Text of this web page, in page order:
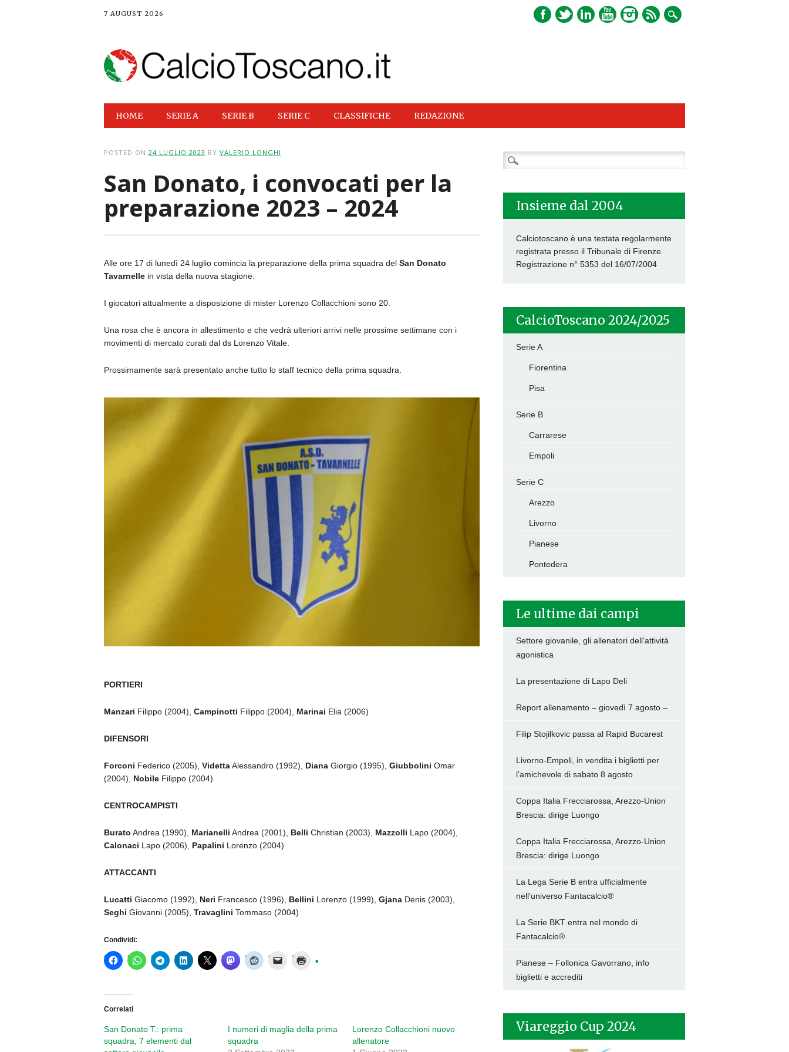
7 AUGUST 2026
Main menu
HOME SERIE A SERIE B SERIE C CLASSIFICHE REDAZIONE
POSTED ON 24 LUGLIO 2023 BY VALERIO LONGHI
San Donato, i convocati per la
preparazione 2023 – 2024
Alle ore 17 di lunedì 24 luglio comincia la preparazione della prima squadra del San Donato
Tavarnellein vista della nuova stagione.
I giocatori attualmente a disposizione di mister Lorenzo Collacchioni sono 20.
Una rosa che è ancora in allestimento e che vedrà ulteriori arrivi nelle prossime settimane con i
movimenti di mercato curati dal ds Lorenzo Vitale.
Prossimamente sarà presentato anche tutto lo staff tecnico della prima squadra.
PORTIERI
Manzari Filippo (2004), Campinotti Filippo (2004), Marinai Elia (2006)
DIFENSORI
Forconi Federico (2005), VidettaAlessandro (1992), DianaGiorgio (1995), Giubbolini Omar
(2004), NobileFilippo (2004)
CENTROCAMPISTI
Burato Andrea (1990), Marianelli Andrea (2001), Belli Christian (2003), Mazzolli Lapo (2004),
Calonaci Lapo (2006), Papalini Lorenzo (2004)
ATTACCANTI
Lucatti Giacomo (1992), Neri Francesco (1996), Bellini Lorenzo (1999), GjanaDenis (2003),
Seghi Giovanni (2005), Travaglini Tommaso (2004)
Condividi:
Correlati
San Donato T.: prima
squadra, 7 elementi dal
I numeri di maglia della prima
squadra
Lorenzo Collacchioni nuovo
allenatore
Ricerca
per:
Insieme dal 2004
Calciotoscano è una testata regolarmente
registrata presso il Tribunale di Firenze.
Registrazione n° 5353 del 16/07/2004
CalcioToscano 2024/2025
Serie A
Fiorentina
Pisa
Serie B
Carrarese
Empoli
Serie C
Arezzo
Livorno
Pianese
Pontedera
Le ultime dai campi
Settore giovanile, gli allenatori dell’attività
agonistica
La presentazione di Lapo Deli
Report allenamento – giovedì 7 agosto –
Filip Stojilkovic passa al Rapid Bucarest
Livorno-Empoli, in vendita i biglietti per
l’amichevole di sabato 8 agosto
Coppa Italia Frecciarossa, Arezzo-Union
Brescia: dirige Luongo
Coppa Italia Frecciarossa, Arezzo-Union
Brescia: dirige Luongo
La Lega Serie B entra ufficialmente
nell’universo Fantacalcio®
La Serie BKT entra nel mondo di
Fantacalcio®
Pianese – Follonica Gavorrano, info
biglietti e accrediti
Viareggio Cup 2024